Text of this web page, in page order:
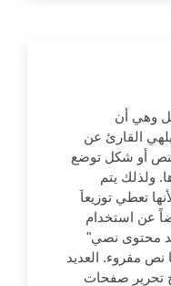
وهي أن
القارئ عن
أو شكل توضع
ولذلك يتم
تعطي توزيعاَ
عن استخدام
محتوى نصي"
نص مقروء. العديد
تحرير صفحات